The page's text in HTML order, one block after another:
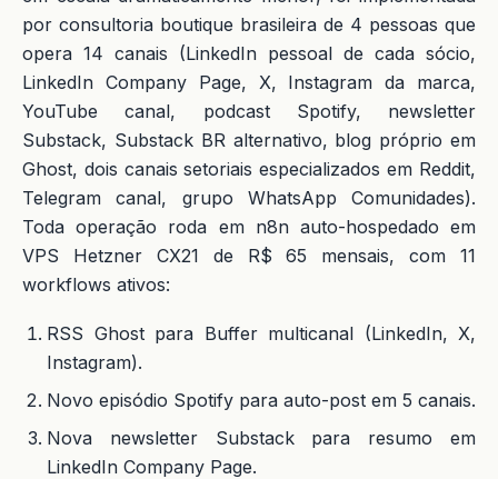
por consultoria boutique brasileira de 4 pessoas que
opera 14 canais (LinkedIn pessoal de cada sócio,
LinkedIn Company Page, X, Instagram da marca,
YouTube canal, podcast Spotify, newsletter
Substack, Substack BR alternativo, blog próprio em
Ghost, dois canais setoriais especializados em Reddit,
Telegram canal, grupo WhatsApp Comunidades).
Toda operação roda em n8n auto-hospedado em
VPS Hetzner CX21 de R$ 65 mensais, com 11
workflows ativos:
RSS Ghost para Buffer multicanal (LinkedIn, X,
Instagram).
Novo episódio Spotify para auto-post em 5 canais.
Nova newsletter Substack para resumo em
LinkedIn Company Page.